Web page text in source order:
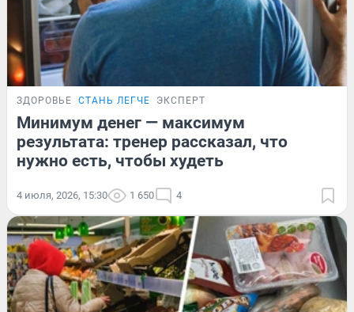
ЗДОРОВЬЕ СТАНЬ ЛЕГЧЕ ЭКСПЕРТ
Минимум денег — максимум
результата: тренер рассказал, что
нужно есть, чтобы худеть
4 июля, 2026, 15:30 1 650 4